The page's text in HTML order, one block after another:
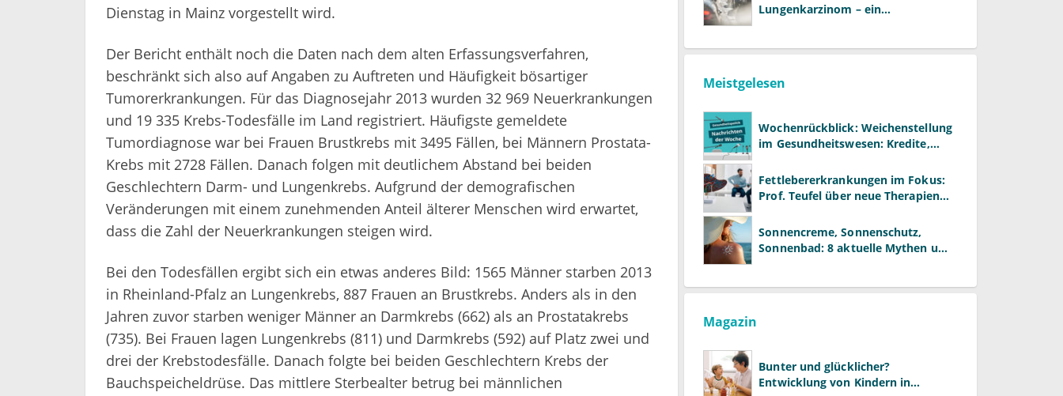
Dienstag in Mainz vorgestellt wird.
Der Bericht enthält noch die Daten nach dem alten Erfassungsverfahren,
beschränkt sich also auf Angaben zu Auftreten und Häufigkeit bösartiger
Tumorerkrankungen. Für das Diagnosejahr 2013 wurden 32 969 Neuerkrankungen
und 19 335 Krebs-Todesfälle im Land registriert. Häufigste gemeldete
Tumordiagnose war bei Frauen Brustkrebs mit 3495 Fällen, bei Männern Prostata-
Krebs mit 2728 Fällen. Danach folgen mit deutlichem Abstand bei beiden
Geschlechtern Darm- und Lungenkrebs. Aufgrund der demografischen
Veränderungen mit einem zunehmenden Anteil älterer Menschen wird erwartet,
dass die Zahl der Neuerkrankungen steigen wird.
Bei den Todesfällen ergibt sich ein etwas anderes Bild: 1565 Männer starben 2013
in Rheinland-Pfalz an Lungenkrebs, 887 Frauen an Brustkrebs. Anders als in den
Jahren zuvor starben weniger Männer an Darmkrebs (662) als an Prostatakrebs
(735). Bei Frauen lagen Lungenkrebs (811) und Darmkrebs (592) auf Platz zwei und
drei der Krebstodesfälle. Danach folgte bei beiden Geschlechtern Krebs der
Bauchspeicheldrüse. Das mittlere Sterbealter betrug bei männlichen
Lungenkarzinom – ein
Meistgelesen
Wochenrückblick: Weichenstellung
im Gesundheitswesen: Kredite,
Fettlebererkrankungen im Fokus:
Prof. Teufel über neue Therapien
Sonnencreme, Sonnenschutz,
Sonnenbad: 8 aktuelle Mythen und
Magazin
Bunter und glücklicher?
Entwicklung von Kindern in